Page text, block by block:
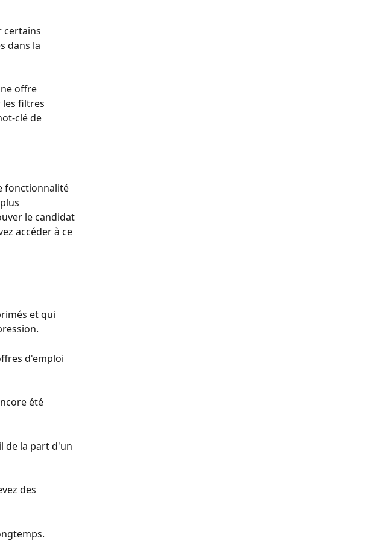
certains
dans la
offre
les filtres
clé de
fonctionnalité
le candidat
accéder à ce
et qui
d'emploi
été
de la part d'un
des